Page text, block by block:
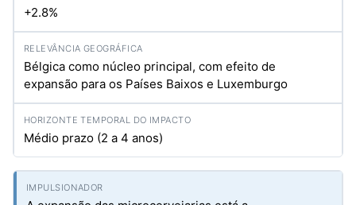
+2.8%
Bélgica como núcleo principal, com efeito de
expansão para os Países Baixos e Luxemburgo
Médio prazo (2 a 4 anos)